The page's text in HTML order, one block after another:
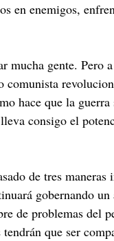
en enemigos,
gente. Pero
hace que la
consigo el
de tres
gobernando
de problemas del
que ser